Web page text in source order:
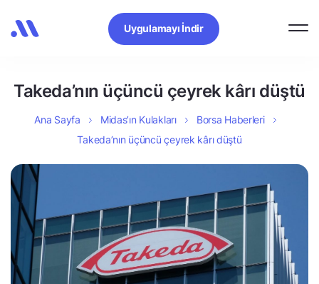
Uygulamayı İndir
Takeda’nın üçüncü çeyrek kârı düştü
Ana Sayfa Midas’ın Kulakları
Borsa Haberleri
Takeda’nın üçüncü çeyrek kârı düştü